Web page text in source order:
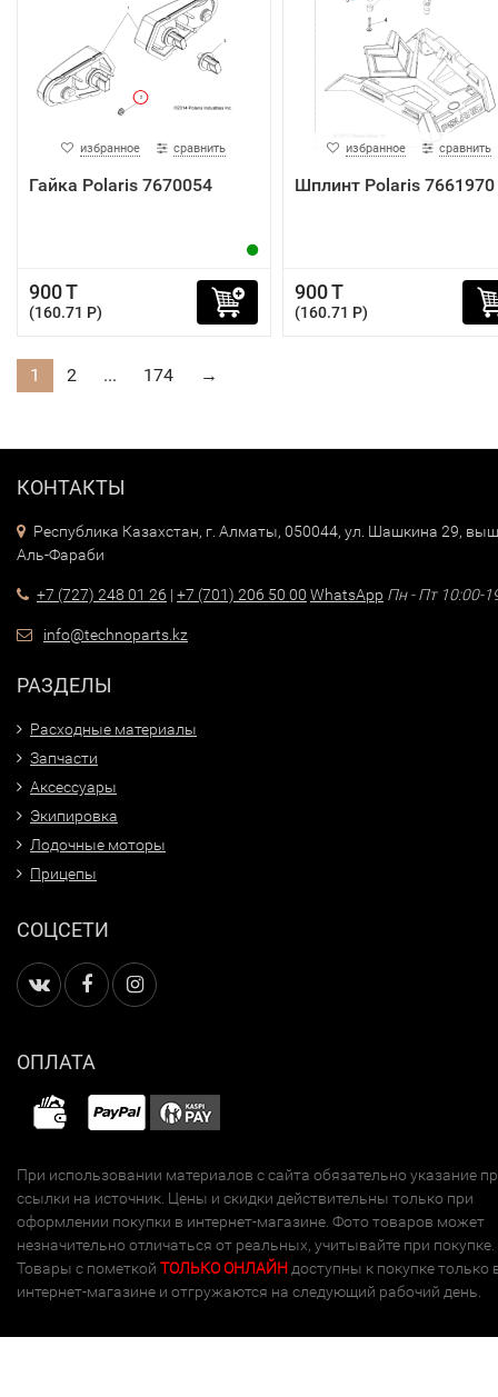
избранное сравнить
Гайка Polaris 7670054
900 T
(160.71 P)
избранное сравнить
Шплинт Polaris 7661970
900 T
(160.71 P)
1 2 ... 174 →
КОНТАКТЫ
Республика Казахстан, г. Алматы, 050044, ул. Шашкина 29,
Аль-Фараби
+7 (727) 248 01 26 | +7 (701) 206 50 00 WhatsApp Пн - Пт 10:00-
info@technoparts.kz
РАЗДЕЛЫ
Расходные материалы
Запчасти
Аксессуары
Экипировка
Лодочные моторы
Прицепы
СОЦСЕТИ
ОПЛАТА
При использовании материалов с сайта обязательно указание
ссылки на источник. Цены и скидки действительны только при
оформлении покупки в интернет-магазине. Фото товаров может
незначительно отличаться от реальных, учитывайте при покупке.
Товары с пометкой ТОЛЬКО ОНЛАЙН доступны к покупке только
интернет-магазине и отгружаются на следующий рабочий день.